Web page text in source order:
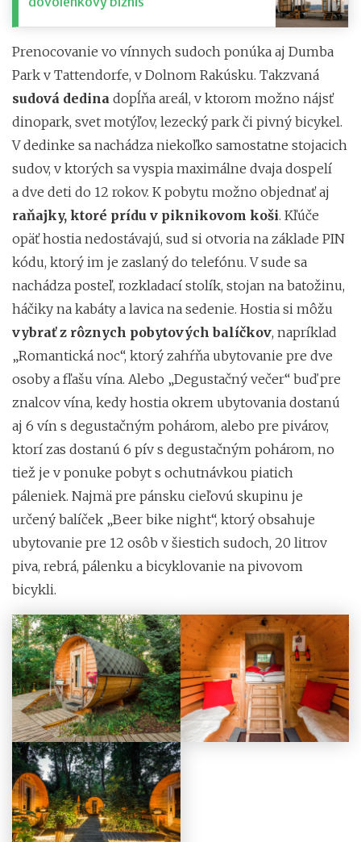
Prenocovanie vo vínnych sudoch ponúka aj Dumba
Park v Tattendorfe, v Dolnom Rakúsku. Takzvaná
sudová dedina dopĺňa areál, v ktorom možno nájsť
dinopark, svet motýľov, lezecký park či pivný bicykel.
V dedinke sa nachádza niekoľko samostatne stojacich
sudov, v ktorých sa vyspia maximálne dvaja dospelí
a dve deti do 12 rokov. K pobytu možno objednať aj
raňajky, ktoré prídu v piknikovom koši. Kľúče
opäť hostia nedostávajú, sud si otvoria na základe PIN
kódu, ktorý im je zaslaný do telefónu. V sude sa
nachádza posteľ, rozkladací stolík, stojan na batožinu,
háčiky na kabáty a lavica na sedenie. Hostia si môžu
vybrať z rôznych pobytových balíčkov, napríklad
„Romantická noc“, ktorý zahŕňa ubytovanie pre dve
osoby a fľašu vína. Alebo „Degustačný večer“ buď pre
znalcov vína, kedy hostia okrem ubytovania dostanú
aj 6 vín s degustačným pohárom, alebo pre pivárov,
ktorí zas dostanú 6 pív s degustačným pohárom, no
tiež je v ponuke pobyt s ochutnávkou piatich
páleniek. Najmä pre pánsku cieľovú skupinu je
určený balíček „Beer bike night“, ktorý obsahuje
ubytovanie pre 12 osôb v šiestich sudoch, 20 litrov
piva, rebrá, pálenku a bicyklovanie na pivovom
bicykli.